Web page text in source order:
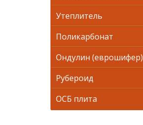
Утеплитель
Поликарбонат
Ондулин (еврошифер)
Рубероид
ОСБ плита